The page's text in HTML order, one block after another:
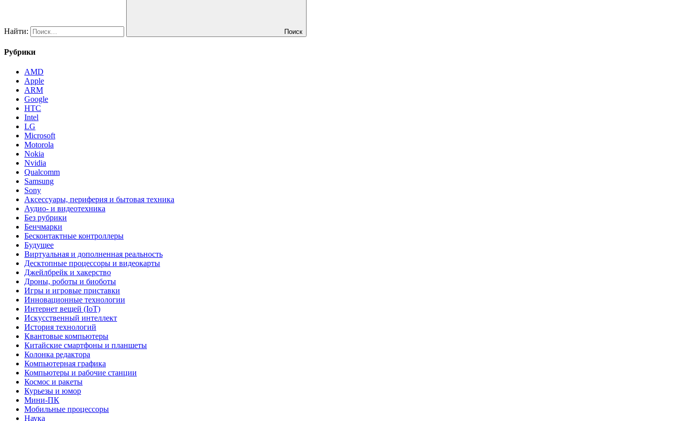
Найти: Поиск
Рубрики
AMD
Apple
ARM
Google
HTC
Intel
LG
Microsoft
Motorola
Nokia
Nvidia
Qualcomm
Samsung
Sony
Аксессуары, периферия и бытовая техника
Аудио- и видеотехника
Без рубрики
Бенчмарки
Бесконтактные контроллеры
Будущее
Виртуальная и дополненная реальность
Десктопные процессоры и видеокарты
Джейлбрейк и хакерство
Дроны, роботы и биоботы
Игры и игровые приставки
Инновационные технологии
Интернет вещей (IoT)
Искусственный интеллект
История технологий
Квантовые компьютеры
Китайские смартфоны и планшеты
Колонка редактора
Компьютерная графика
Компьютеры и рабочие станции
Космос и ракеты
Курьезы и юмор
Мини-ПК
Мобильные процессоры
Наука